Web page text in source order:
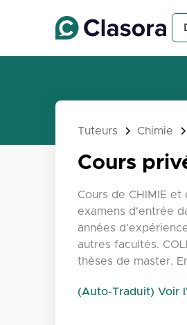
Tuteurs Chimie
Cours
Cours de CHIMIE
examens d'entrée
années
autres facultés.
thèses de master.
(Auto-Traduit) Voir